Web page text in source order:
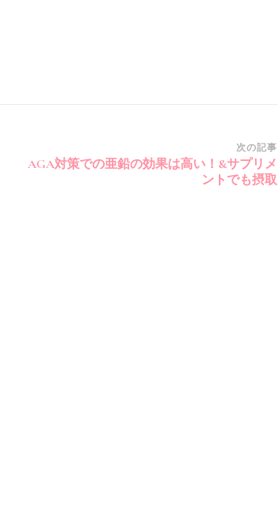
次の記事
AGA対策での亜鉛の効果は高い！&サプリメ
ントでも摂取